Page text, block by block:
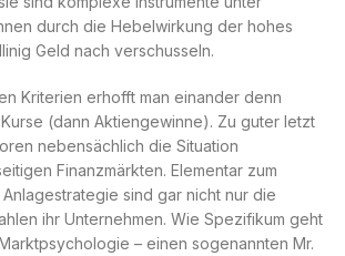
durch die Hebelwirkung der hohes
Geld nach verschusseln.
Kriterien erhofft man einander denn
(dann Aktiengewinne). Zu guter letzt
nebensächlich die Situation
Finanzmärkten. Elementar zum
sind gar nicht nur die
ihr Unternehmen. Wie Spezifikum geht
– einen sogenannten Mr.